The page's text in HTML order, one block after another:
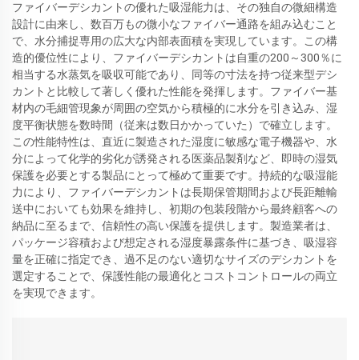
ファイバーデシカントの優れた吸湿能力は、その独自の微細構造
設計に由来し、数百万もの微小なファイバー通路を組み込むこと
で、水分捕捉専用の広大な内部表面積を実現しています。この構
造的優位性により、ファイバーデシカントは自重の200～300％に
相当する水蒸気を吸収可能であり、同等の寸法を持つ従来型デシ
カントと比較して著しく優れた性能を発揮します。ファイバー基
材内の毛細管現象が周囲の空気から積極的に水分を引き込み、湿
度平衡状態を数時間（従来は数日かかっていた）で確立します。
この性能特性は、直近に製造された湿度に敏感な電子機器や、水
分によって化学的劣化が誘発される医薬品製剤など、即時の湿気
保護を必要とする製品にとって極めて重要です。持続的な吸湿能
力により、ファイバーデシカントは長期保管期間および長距離輸
送中においても効果を維持し、初期の包装段階から最終顧客への
納品に至るまで、信頼性の高い保護を提供します。製造業者は、
パッケージ容積および想定される湿度暴露条件に基づき、吸湿容
量を正確に指定でき、過不足のない適切なサイズのデシカントを
選定することで、保護性能の最適化とコストコントロールの両立
を実現できます。